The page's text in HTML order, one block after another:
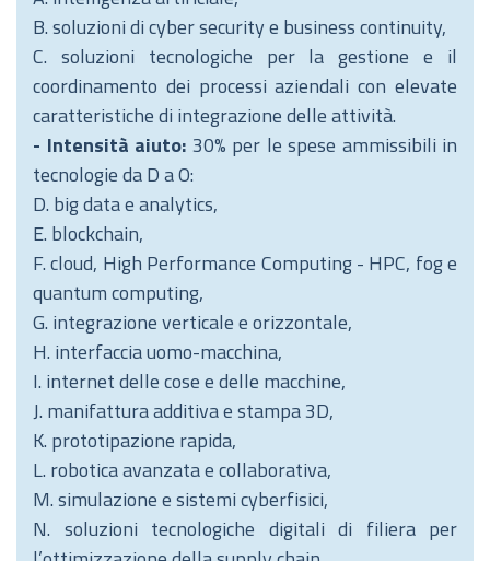
B. soluzioni di cyber security e business continuity,
C. soluzioni tecnologiche per la gestione e il
coordinamento dei processi aziendali con elevate
caratteristiche di integrazione delle attività.
- Intensità aiuto: 30% per le spese ammissibili in
tecnologie da D a O:
D. big data e analytics,
E. blockchain,
F. cloud, High Performance Computing - HPC, fog e
quantum computing,
G. integrazione verticale e orizzontale,
H. interfaccia uomo-macchina,
I. internet delle cose e delle macchine,
J. manifattura additiva e stampa 3D,
K. prototipazione rapida,
L. robotica avanzata e collaborativa,
M. simulazione e sistemi cyberfisici,
N. soluzioni tecnologiche digitali di filiera per